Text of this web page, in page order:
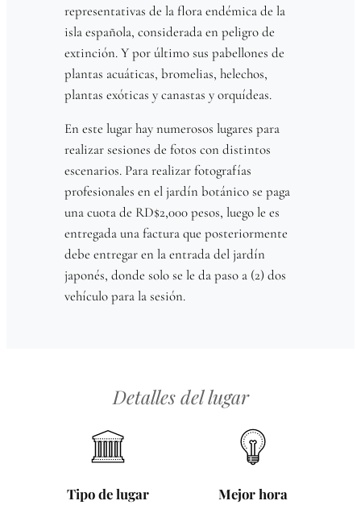
representativas de la flora endémica de la
isla española, considerada en peligro de
extinción. Y por último sus pabellones de
plantas acuáticas, bromelias, helechos,
plantas exóticas y canastas y orquídeas.
En este lugar hay numerosos lugares para
realizar sesiones de fotos con distintos
escenarios. Para realizar fotografías
profesionales en el jardín botánico se paga
una cuota de RD$2,000 pesos, luego le es
entregada una factura que posteriormente
debe entregar en la entrada del jardín
japonés, donde solo se le da paso a (2) dos
vehículo para la sesión.
Detalles del lugar
Tipo de lugar Mejor hora